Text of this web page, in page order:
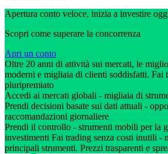
Apertura conto veloce, inizia a investire
Scopri come superare la concorrenza
Apri un conto
Oltre 20 anni di attività sui mercati, le
moderni e migliaia di clienti soddisfatti. Fai
pluripremiato
Accedi ai mercati globali - migliaia di
Prendi decisioni basate sui dati attuali -
raccomandazioni giornaliere
Prendi il controllo - strumenti mobili per la
investimenti Fai trading senza costi inutili -
principali strumenti. Prezzi trasparenti e